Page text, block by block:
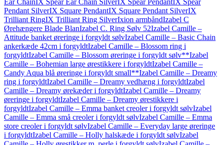
Ear ChainIX Spear Ear Chain SilverIX Spear PendantIX Spear
Pendant SilverIX Square PendantIX Square Pendant SilverIX
Trilliant RingIX Trilliant Ring SilverIxion armbåndIzabel C
Ørehængere Blade BlanIzabel C. Ring Sølv 52Izabel Camille –
Attitude banket øreringe i forgyldt sølvIzabel Camille – Basic Chain
ankerkæde 42cm i forgyldtIzabel Camille – Blossom ring i
forgyldtIzabel Camille – Blossom øreringe i forgyldt sølv**Izabel
Camille – Bohemian large ørestikkere i forgyldtIzabel Camille –
Candy Aqua blå øreringe i forgyldt small**Izabel Camille – Dreamy
ring i forgyldtIzabel Camille – Dreamy vedhæng i forgyldtIzabel
Camille – Dreamy ørekæder i forgyldtIzabel Camille – Dreamy
øreringe i forgyldtIzabel Camille – Dreamy ørestikkere i
forgyldtIzabel Camille – Emma banket creoler i forgyldt sølvIzabel
Camille – Emma små creoler i forgyldt sølvIzabel Camille – Emma
store creoler i forgyldt sølvIzabel Camille – Everyday large øreringe
i forgyldtIzabel Camille – Holly halskæde i forgyldt sølvIzabel